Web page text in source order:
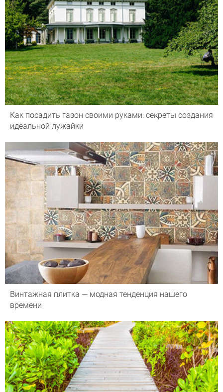
Как посадить газон своими руками: секреты создания
идеальной лужайки
Винтажная плитка — модная тенденция нашего
времени